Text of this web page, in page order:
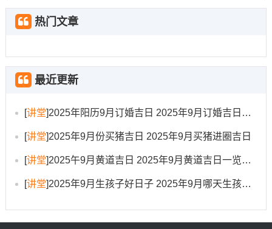
后期:完工后保持三日清净，使能量稳定！搬迁前安床择吉
（如9月15日或27日），确保家宅气场和谐！
专属民俗仪式同风水布局
动土仪式：业主敲下第一锤~也诵读吉祥话（如“开工大
疏,以辟邪招福！
祭拜土地爷：准备五谷锦囊（稻、黍、稷、麦、菽）埋于
动土处~祈求土地神护佑工程平安！点燃香烛,全员共饮红
糖姜茶凝聚士气！
热门文章
最近更新
[讲堂]2025年阳历9月订婚吉日 2025年9月订婚吉日有哪几天
[讲堂]2025年9月份买猪吉日 2025年9月买猪进圈吉日
[讲堂]2025午9月黄道吉日 2025年9月黄道吉日一览表大全
[讲堂]2025年9月生孩子好日子 2025年9月哪天生孩子比较好